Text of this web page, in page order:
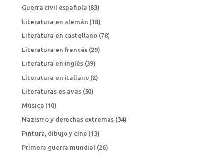
Guerra civil española (83)
Literatura en alemán (18)
Literatura en castellano(78)
Literatura en francés(29)
Literatura en inglés(39)
Literatura en italiano(2)
Literaturas eslavas(50)
Música (10)
Nazismo y derechas extremas(34)
Pintura, dibujo y cine (13)
Primera guerra mundial(26)